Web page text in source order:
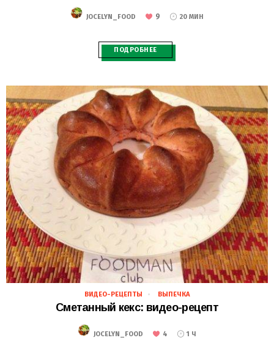
JOCELYN_FOOD 9 20 МИН
ПОДРОБНЕЕ
24.11.2018
ВИДЕО-РЕЦЕПТЫ ВЫПЕЧКА
Сметанный кекс: видео-рецепт
JOCELYN_FOOD 4 1 Ч